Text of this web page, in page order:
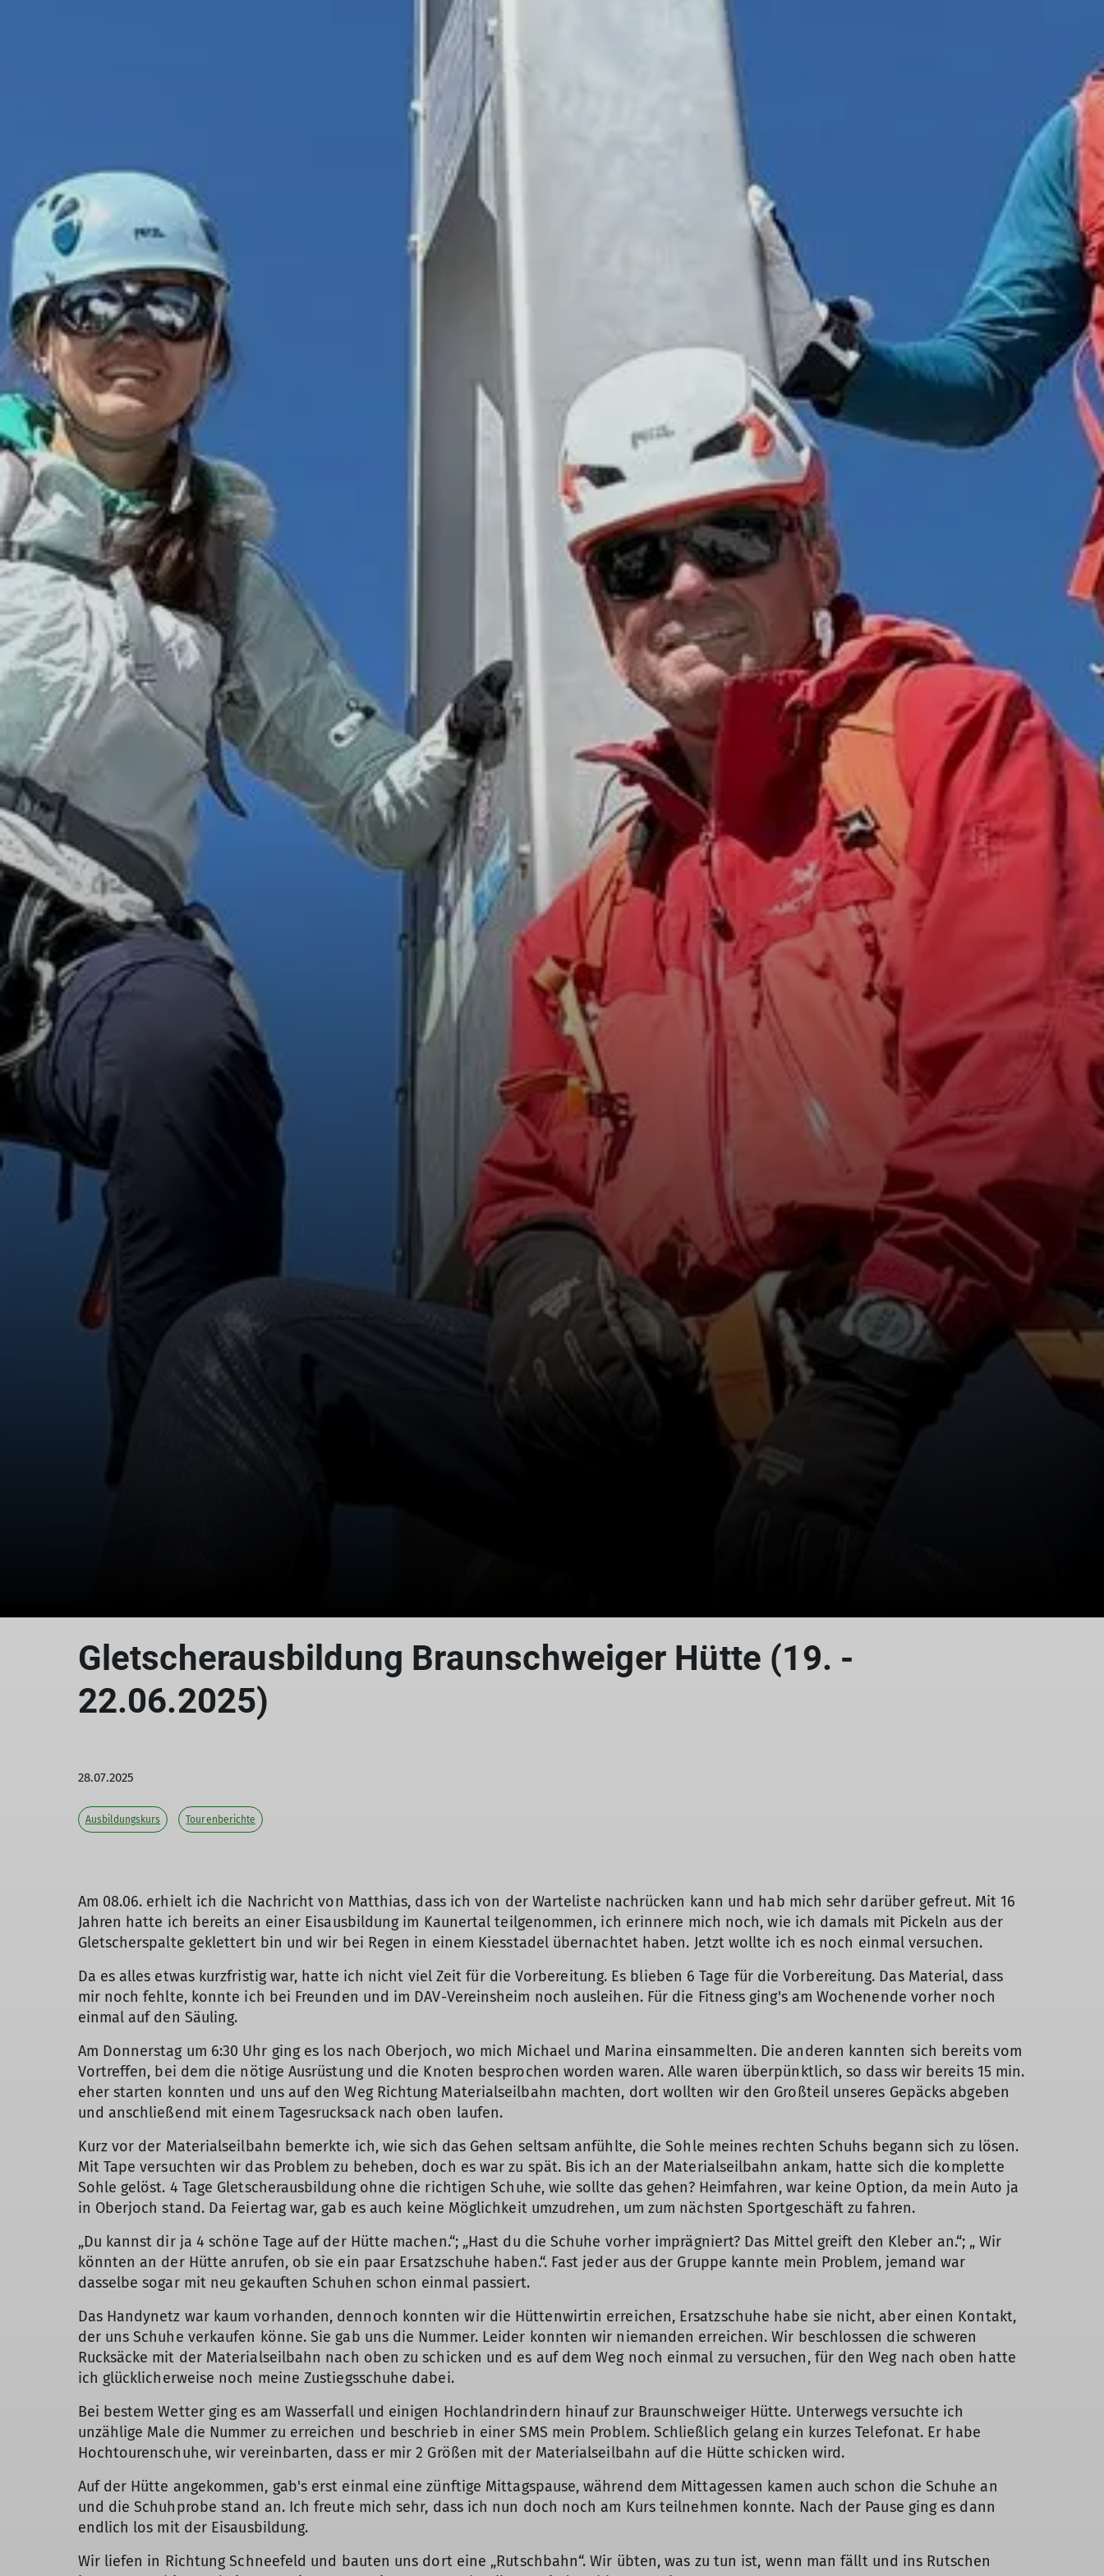
Gletscherausbildung Braunschweiger Hütte (19. -
22.06.2025)
28.07.2025
Ausbildungskurs Tourenberichte
Am 08.06. erhielt ich die Nachricht von Matthias, dass ich von der Warteliste nachrücken kann und hab mich sehr darüber gefreut. Mit 16
Jahren hatte ich bereits an einer Eisausbildung im Kaunertal teilgenommen, ich erinnere mich noch, wie ich damals mit Pickeln aus der
Gletscherspalte geklettert bin und wir bei Regen in einem Kiesstadel übernachtet haben. Jetzt wollte ich es noch einmal versuchen.
Da es alles etwas kurzfristig war, hatte ich nicht viel Zeit für die Vorbereitung. Es blieben 6 Tage für die Vorbereitung. Das Material, dass
mir noch fehlte, konnte ich bei Freunden und im DAV-Vereinsheim noch ausleihen. Für die Fitness ging's am Wochenende vorher noch
einmal auf den Säuling.
Am Donnerstag um 6:30 Uhr ging es los nach Oberjoch, wo mich Michael und Marina einsammelten. Die anderen kannten sich bereits vom
Vortreffen, bei dem die nötige Ausrüstung und die Knoten besprochen worden waren. Alle waren überpünktlich, so dass wir bereits 15 min.
eher starten konnten und uns auf den Weg Richtung Materialseilbahn machten, dort wollten wir den Großteil unseres Gepäcks abgeben
und anschließend mit einem Tagesrucksack nach oben laufen.
Kurz vor der Materialseilbahn bemerkte ich, wie sich das Gehen seltsam anfühlte, die Sohle meines rechten Schuhs begann sich zu lösen.
Mit Tape versuchten wir das Problem zu beheben, doch es war zu spät. Bis ich an der Materialseilbahn ankam, hatte sich die komplette
Sohle gelöst. 4 Tage Gletscherausbildung ohne die richtigen Schuhe, wie sollte das gehen? Heimfahren, war keine Option, da mein Auto ja
in Oberjoch stand. Da Feiertag war, gab es auch keine Möglichkeit umzudrehen, um zum nächsten Sportgeschäft zu fahren.
„Du kannst dir ja 4 schöne Tage auf der Hütte machen.“; „Hast du die Schuhe vorher imprägniert? Das Mittel greift den Kleber an.“; „ Wir
könnten an der Hütte anrufen, ob sie ein paar Ersatzschuhe haben.“. Fast jeder aus der Gruppe kannte mein Problem, jemand war
dasselbe sogar mit neu gekauften Schuhen schon einmal passiert.
Das Handynetz war kaum vorhanden, dennoch konnten wir die Hüttenwirtin erreichen, Ersatzschuhe habe sie nicht, aber einen Kontakt,
der uns Schuhe verkaufen könne. Sie gab uns die Nummer. Leider konnten wir niemanden erreichen. Wir beschlossen die schweren
Rucksäcke mit der Materialseilbahn nach oben zu schicken und es auf dem Weg noch einmal zu versuchen, für den Weg nach oben hatte
ich glücklicherweise noch meine Zustiegsschuhe dabei.
Bei bestem Wetter ging es am Wasserfall und einigen Hochlandrindern hinauf zur Braunschweiger Hütte. Unterwegs versuchte ich
unzählige Male die Nummer zu erreichen und beschrieb in einer SMS mein Problem. Schließlich gelang ein kurzes Telefonat. Er habe
Hochtourenschuhe, wir vereinbarten, dass er mir 2 Größen mit der Materialseilbahn auf die Hütte schicken wird.
Auf der Hütte angekommen, gab's erst einmal eine zünftige Mittagspause, während dem Mittagessen kamen auch schon die Schuhe an
und die Schuhprobe stand an. Ich freute mich sehr, dass ich nun doch noch am Kurs teilnehmen konnte. Nach der Pause ging es dann
endlich los mit der Eisausbildung.
Wir liefen in Richtung Schneefeld und bauten uns dort eine „Rutschbahn“. Wir übten, was zu tun ist, wenn man fällt und ins Rutschen
© Matthias Hill